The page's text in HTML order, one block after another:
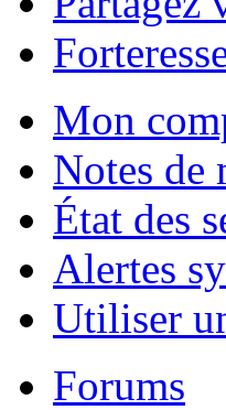
Mon
Notes de
État des
Alertes
Utiliser
Forums